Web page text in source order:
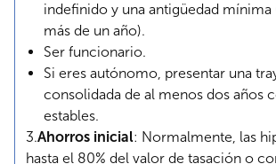
indefinido y una antigüedad
más de un año).
Ser funcionario.
Si eres autónomo, presentar una
consolidada de al menos dos años
estables.
3.Ahorros inicial: Normalmente, las
hasta el 80% del valor de tasación o